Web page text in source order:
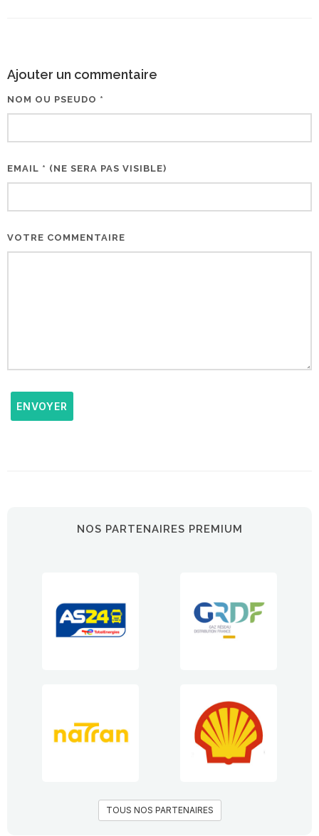
Ajouter un commentaire
NOM OU PSEUDO *
EMAIL * (NE SERA PAS VISIBLE)
VOTRE COMMENTAIRE
ENVOYER
NOS PARTENAIRES PREMIUM
TOUS NOS PARTENAIRES